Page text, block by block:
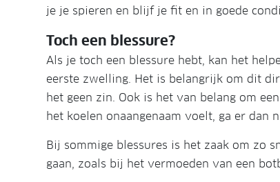
je je spieren en blijf je fit en in goede
Toch een blessure?
Als je toch een blessure hebt, kan het
eerste zwelling. Het is belangrijk om dit
het geen zin. Ook is het van belang om
het koelen onaangenaam voelt, ga er dan
Bij sommige blessures is het zaak om zo
gaan, zoals bij het vermoeden van een